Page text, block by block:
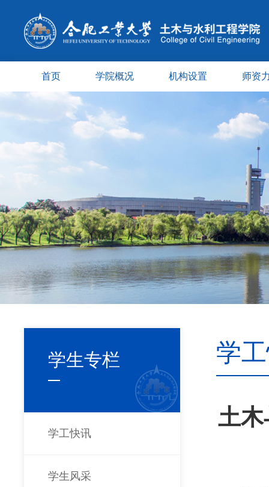
首页 学院概况 机构设置 师资
学生专栏
学工快讯
学生风采
学
土